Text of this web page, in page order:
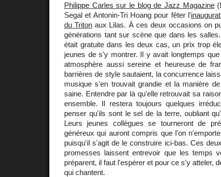
Philippe Carles sur le blog de Jazz Magazine
Segal et Antonin-Tri Hoang pour fêter l'
du Triton aux Lilas. À ces deux occasions on
générations tant sur scène que dans les
était gratuite dans les deux cas, un prix trop
jeunes de s'y montrer. Il y avait longtemps
atmosphère aussi sereine et heureuse de
barrières de style sautaient, la concurrence
musique s'en trouvait grandie et la manière
saine. Entendre par là qu'elle retrouvait sa
ensemble. Il restera toujours quelques
penser qu'ils sont le sel de la terre, oubliant
Leurs jeunes collègues se tourneront de
généreux qui auront compris que l'on
puisqu'il s'agit de le construire ici-bas. Ces
promesses laissent entrevoir que les temps
préparent, il faut l'espérer et pour ce s'y atteler,
qui chantent.